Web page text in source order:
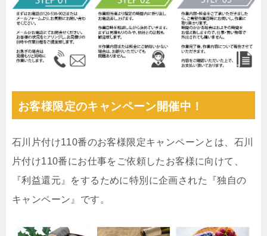
お客様限定のキャンペーン開催中！
石川片付け110番のお客様限定キャンペーンとは、石川
片付け110番にお仕事をご依頼したお客様に向けて、
『利益還元』をするために特別に企画された『独自の
キャンペーン』です。